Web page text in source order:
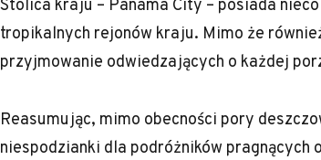
tropikalnych rejonów kraju. Mimo że
przyjmowanie odwiedzających o każdej
Reasumując, mimo obecności pory
niespodzianki dla podróżników